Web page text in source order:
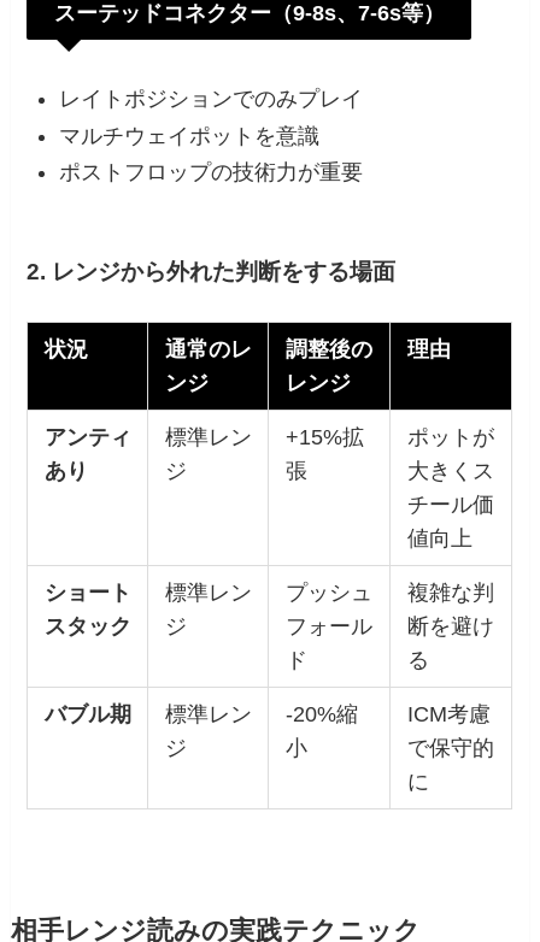
スーテッドコネクター（9-8s、 7-6s等）
レイトポジションでのみプレイ
マルチウェイポットを意識
ポストフロップの技術力が重要
2. レンジから外れた判断をする場面
状況
通常のレ
ンジ
調整後の
レンジ
理由
アンティ
あり
標準レン
ジ
+15%拡
張
ポットが
大きくス
チール価
値向上
ショート
スタック
標準レン
ジ
プッシュ
フォール
ド
複雑な判
断を避け
る
バブル期
標準レン
ジ
-20%縮
小
ICM考慮
で保守的
に
相手レンジ読みの実践テクニック